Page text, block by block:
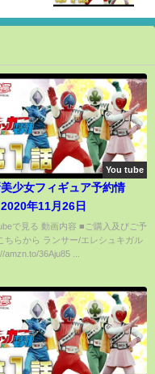
You tube
少女フィギュア予約情
年11月26日
で見る 動画内容 ■ご購入及びご予
ちらから ランサー/エレシュキガル
amzn.to/36Aju85 ...